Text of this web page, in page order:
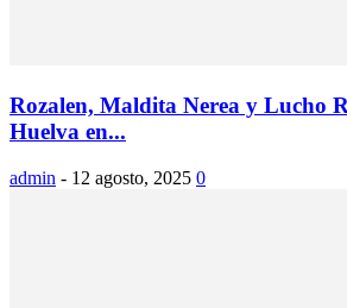
Rozalen, Maldita Nerea y Lucho
Huelva en...
admin - 12 agosto, 2025 0